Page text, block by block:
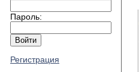
Пароль:
Регистрация